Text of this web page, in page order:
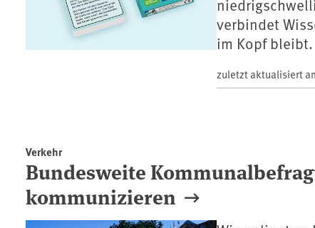
verbindet
im Kopf bleibt.
zuletzt aktualisiert
Verkehr
Bundesweite
kommunizieren